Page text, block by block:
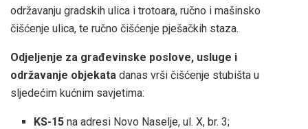
održavanju gradskih ulica i trotoara, ručno i mašinsko
čišćenje ulica, te ručno čišćenje pješačkih staza.
Odjeljenje za građevinske poslove, usluge i
održavanje objekata danas vrši čišćenje stubišta u
sljedećim kućnim savjetima:
KS-15na adresi Novo Naselje, ul. X, br. 3;